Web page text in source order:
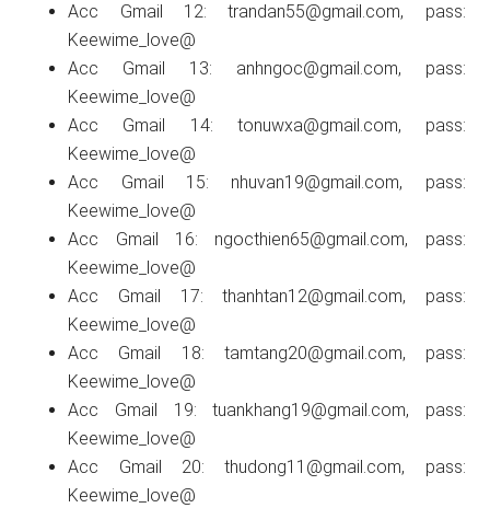
Acc Gmail 12:trandan55@gmail.com, pass:
Keewime_love@
Acc Gmail 13: anhngoc@gmail.com, pass:
Keewime_love@
Acc Gmail 14: tonuwxa@gmail.com, pass:
Keewime_love@
Acc Gmail 15: nhuvan19@gmail.com, pass:
Keewime_love@
Acc Gmail 16: ngocthien65@gmail.com, pass:
Keewime_love@
Acc Gmail 17:thanhtan12@gmail.com, pass:
Keewime_love@
Acc Gmail 18: tamtang20@gmail.com, pass:
Keewime_love@
Acc Gmail 19:tuankhang19@gmail.com, pass:
Keewime_love@
Acc Gmail 20:thudong11@gmail.com, pass:
Keewime_love@